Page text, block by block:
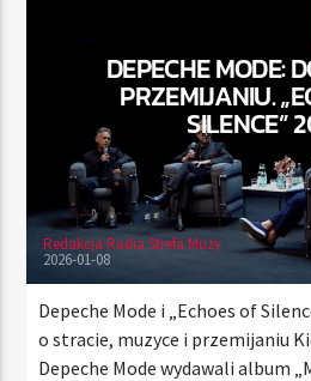
RADIO STREFA
00:00 24:00
DEPECHE MODE:
PRZEMIJANIU.
SILENCE”
Redakcja Radia Strefa Muzy
2026-01-08
Depeche Mode i „Echoes of
o stracie, muzyce i przemijaniu
Depeche Mode wydawali album